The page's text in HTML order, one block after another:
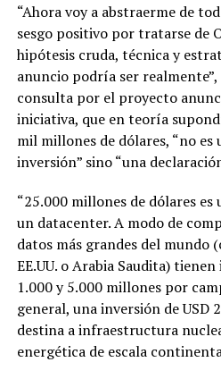
“Ahora voy a abstraerme de
sesgo positivo por tratarse de
hipótesis cruda, técnica y
anuncio podría ser
consulta por el proyecto
iniciativa, que en teoría
mil millones de dólares, “no es
inversión” sino “una
“25.000 millones de dólares
un datacenter. A modo de
datos más grandes del mundo
EE.UU. o Arabia Saudita)
1.000 y 5.000 millones por
general, una inversión de USD
destina a infraestructura
energética de escala